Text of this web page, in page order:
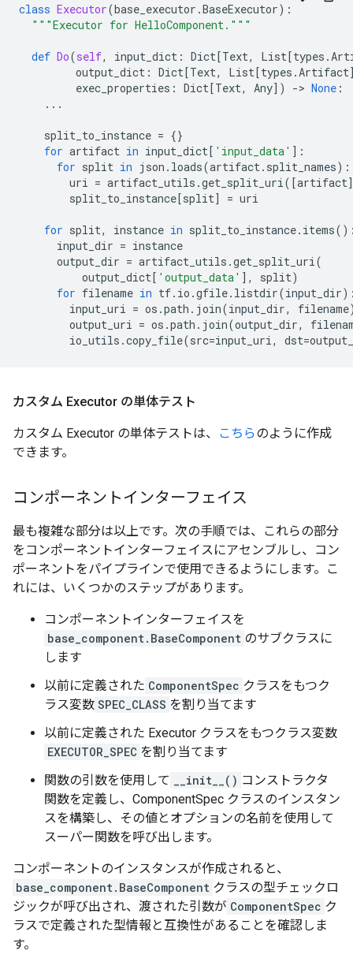
class Executor(base_executor .BaseExecutor):
"""Executor for HelloComponent."""
def Do(self, input_dict : Dict[Text, List[types .
output_dict : Dict[Text, List[types .Artifact
exec_properties : Dict[Text, Any]) -> None :
...
split_to_instance = {}
for artifact in input_dict[ 'input_data' ]:
for split in json . loads(artifact. split_names):
uri = artifact_utils .get_split_uri([artifact
split_to_instance[split] = uri
for split, instance in split_to_instance. items
input_dir = instance
output_dir = artifact_utils .get_split_uri(
output_dict[ 'output_data' ], split)
for filename in tf. io .gfile. listdir(input_dir
input_uri = os .path . join(input_dir, filename
output_uri = os .path . join(output_dir,
io_utils .copy_file(src=input_uri, dst=
カスタム Executor の単体テスト
カスタム Executor の単体テストは、 こちらのように作成
できます。
コンポーネントインターフェイス
最も複雑な部分は以上です。次の手順では、これらの部分
をコンポーネントインターフェイスにアセンブルし、コン
ポーネントをパイプラインで使用できるようにします。こ
れには、いくつかのステップがあります。
コンポーネントインターフェイスを
base_component.BaseComponent のサブクラスに
します
以前に定義された ComponentSpec クラスをもつク
ラス変数 SPEC_CLASS を割り当てます
以前に定義された Executor クラスをもつクラス変数
EXECUTOR_SPEC を割り当てます
関数の引数を使用して
__init__() コンストラクタ
関数を定義し、ComponentSpec クラスのインスタン
スを構築し、その値とオプションの名前を使用して
スーパー関数を呼び出します。
コンポーネントのインスタンスが作成されると、
base_component.BaseComponent クラスの型チェックロ
ジックが呼び出され、渡された引数が ComponentSpec ク
ラスで定義された型情報と互換性があることを確認しま
す。